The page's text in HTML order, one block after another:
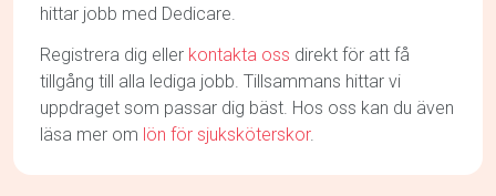
hittar jobb med Dedicare.
Registrera dig eller kontakta oss direkt för att få
tillgång till alla lediga jobb. Tillsammans hittar vi
uppdraget som passar dig bäst. Hos oss kan du även
läsa mer om lön för sjuksköterskor.